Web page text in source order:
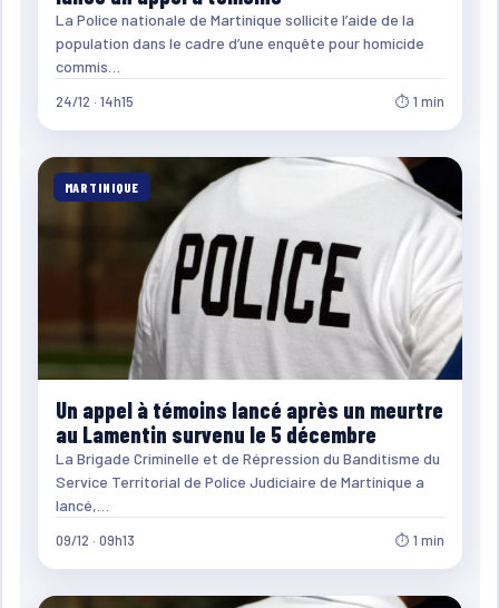
La Police nationale de Martinique sollicite l’aide de la
population dans le cadre d’une enquête pour homicide
commis…
24/12 · 14h15 ⏱ 1 min
MARTINIQUE
Un appel à témoins lancé après un meurtre
au Lamentin survenu le 5 décembre
La Brigade Criminelle et de Répression du Banditisme du
Service Territorial de Police Judiciaire de Martinique a
lancé,…
09/12 · 09h13 ⏱ 1 min